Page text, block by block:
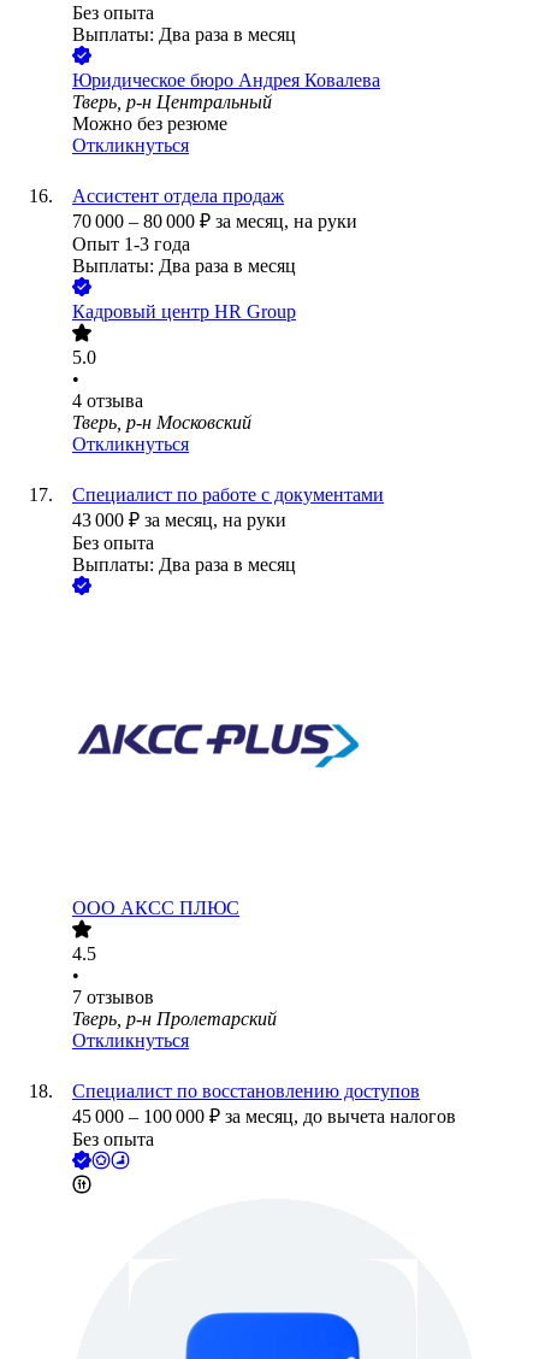
Без опыта
Выплаты: Два раза в месяц
Юридическое бюро Андрея Ковалева
Тверь, р-н Центральный
Можно без резюме
Откликнуться
Ассистент отдела продаж
70 000 – 80 000 ₽ за месяц, на руки
Опыт 1-3 года
Выплаты: Два раза в месяц
Кадровый центр HR Group
5.0
•
4 отзыва
Тверь, р-н Московский
Откликнуться
Специалист по работе с документами
43 000 ₽ за месяц, на руки
Без опыта
Выплаты: Два раза в месяц
ООО АКСС ПЛЮС
4.5
•
7 отзывов
Тверь, р-н Пролетарский
Откликнуться
Специалист по восстановлению доступов
45 000 – 100 000 ₽ за месяц, до вычета налогов
Без опыта